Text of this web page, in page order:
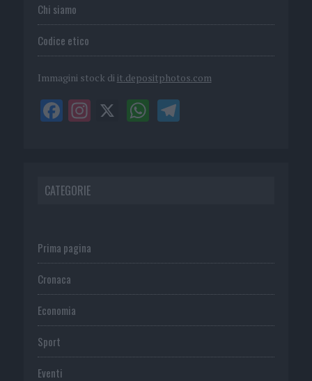
Chi siamo
Codice etico
Immagini stock di it.depositphotos.com
CATEGORIE
Prima pagina
Cronaca
Economia
Sport
Eventi